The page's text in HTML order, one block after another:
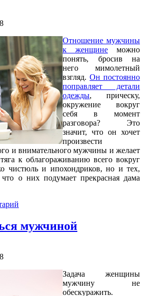
Отношение мужчины
к женщине можно
понять, бросив на
него мимолетный
взгляд. Он постоянно
поправляет детали
одежды, прическу,
окружение вокруг
себя в момент
разговора? Это
значит, что он хочет
произвести
и внимательного мужчины и желает
к облагораживанию всего вокруг
чистюль и ипохондриков, но и тех,
о них подумает прекрасная дама
мужчиной
Задача женщины
мужчину не
обескуражить.